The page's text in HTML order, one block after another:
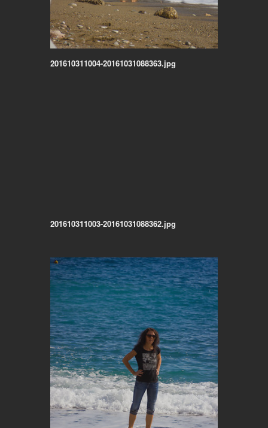
201610311004-20161031088363.jpg
201610311003-20161031088362.jpg